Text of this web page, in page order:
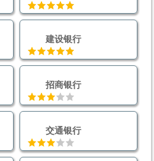
建设银行
招商银行
交通银行